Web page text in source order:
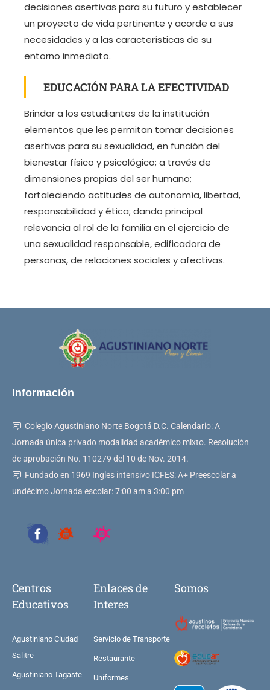
decisiones asertivas para su futuro y establecer
un proyecto de vida pertinente y acorde a sus
necesidades y a las características de su
entorno inmediato.
EDUCACIÓN PARA LA EFECTIVIDAD
Brindar a los estudiantes de la institución
elementos que les permitan tomar decisiones
asertivas para su sexualidad, en función del
bienestar físico y psicológico; a través de
dimensiones propias del ser humano;
fortaleciendo actitudes de autonomía, libertad,
responsabilidad y ética; dando principal
relevancia al rol de la familia en el ejercicio de
una sexualidad responsable, edificadora de
personas, de relaciones sociales y afectivas.
Información
Colegio Agustiniano Norte Bogotá D.C. Calendario: A
Jornada única privado modalidad académico mixto. Resolución
de aprobación No. 110279 del 10 de Nov. 2014.
Fundado en 1969 Ingles intensivo ICFES: A+ Preescolar a
undécimo Jornada escolar: 7:00 am a 3:00 pm
Centros
Educativos
Agustiniano Ciudad
Salitre
Agustiniano Tagaste
Enlaces de
Interes
Servicio de Transporte
Restaurante
Uniformes
Somos